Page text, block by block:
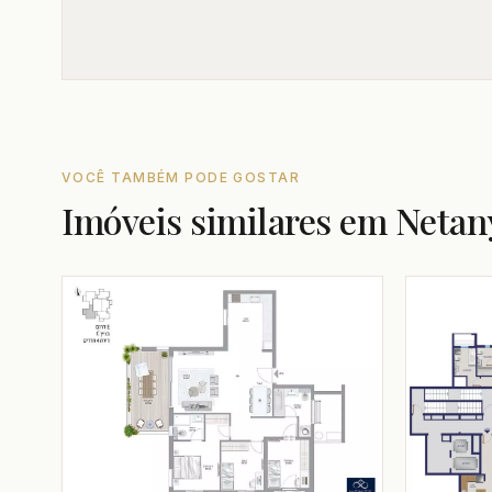
VOCÊ TAMBÉM PODE GOSTAR
Imóveis similares em